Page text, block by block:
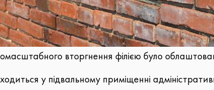
вторгнення філією було
у підвальному приміщенні